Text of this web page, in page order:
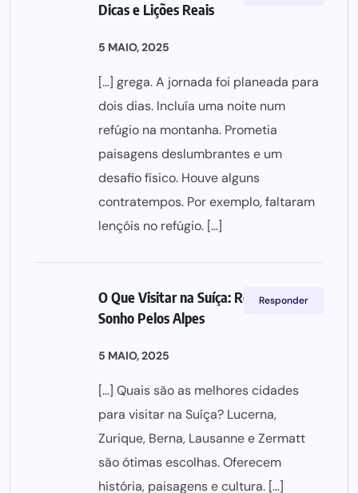
Dicas e Lições Reais
5 MAIO, 2025
[…] grega. A jornada foi planeada para
dois dias. Incluía uma noite num
refúgio na montanha. Prometia
paisagens deslumbrantes e um
desafio físico. Houve alguns
contratempos. Por exemplo, faltaram
lençóis no refúgio. […]
O Que Visitar na Suíça: Roteiro de
Sonho Pelos Alpes
5 MAIO, 2025
[…] Quais são as melhores cidades
para visitar na Suíça? Lucerna,
Zurique, Berna, Lausanne e Zermatt
são ótimas escolhas. Oferecem
história, paisagens e cultura. […]
Responder